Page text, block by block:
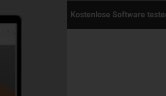
Kostenlose Software